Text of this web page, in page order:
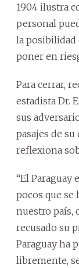
1904 ilustra
personal
la posibilidad
poner en
Para cerrar,
estadista Dr.
sus
pasajes de
reflexiona
“El Paraguay
pocos que se
nuestro país,
recusado su
Paraguay ha
libremente,